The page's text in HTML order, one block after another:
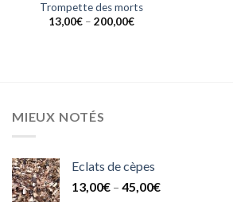
Trompette des morts
13,00€– 200,00€
MIEUX NOTÉS
Eclats de cèpes
13,00€ – 45,00€